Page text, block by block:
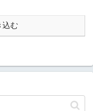
込む